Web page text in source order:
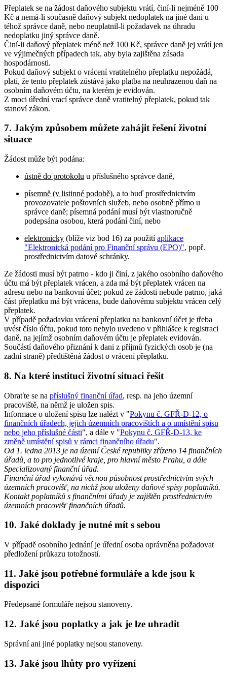
Přeplatek se na žádost daňového subjektu vrátí, činí-li nejméně 100
Kč a nemá-li současně daňový subjekt nedoplatek na jiné dani u
téhož správce daně, nebo neuplatnil-li požadavek na úhradu
nedoplatku jiný správce daně.
Činí-li daňový přeplatek méně než 100 Kč, správce daně jej vrátí jen
ve výjimečných případech tak, aby byla zajištěna zásada
hospodárnosti.
Pokud daňový subjekt o vrácení vratitelného přeplatku nepožádá,
platí, že tento přeplatek zůstává jako platba na neuhrazenou daň na
osobním daňovém účtu, na kterém je evidován.
Z moci úřední vrací správce daně vratitelný přeplatek, pokud tak
stanoví zákon.
7. Jakým způsobem můžete zahájit řešení životní
situace
Žádost může být podána:
ústně do protokolu u příslušného správce daně,
písemně (v listinné podobě), a to buď prostřednictvím
provozovatele poštovních služeb, nebo osobně přímo u
správce daně; písemná podání musí být vlastnoručně
podepsána osobou, která podání činí, nebo
elektronicky (blíže viz bod 16) za použitíaplikace
"Elektronická podání pro Finanční správu (EPO)", popř.
prostřednictvím datové schránky.
Ze žádosti musí být patrno - kdo ji činí, z jakého osobního daňového
účtu má být přeplatek vrácen, a zda má být přeplatek vrácen na
adresu nebo na bankovní účet; pokud ze žádosti nebude patrno, jaká
část přeplatku má být vrácena, bude daňovému subjektu vrácen celý
přeplatek.
V případě požadavku vrácení přeplatku na bankovní účet je třeba
uvést číslo účtu, pokud toto nebylo uvedeno v přihlášce k registraci
daně, na jejímž osobním daňovém účtu je přeplatek evidován.
Součástí daňového přiznání k dani z příjmů fyzických osob je (na
zadní straně) předtištěná žádost o vrácení přeplatku.
8. Na které instituci životní situaci řešit
Obraťte se na příslušný finanční úřad, resp. na jeho územní
pracoviště, na němž je uložen spis.
Informace o uložení spisu lze nalézt v "Pokynu č. GFŘ-D-12, o
finančních úřadech, jejich územních pracovištích a o umístění spisu
nebo jeho příslušné části", a dále v "Pokynu č. GFŘ-D-13, ke
změně umístění spisů v rámci finančního úřadu".
Od 1. ledna 2013 je na území České republiky zřízeno 14 finančních
úřadů, a to pro jednotlivé kraje, pro hlavní město Prahu, a dále
Specializovaný finanční úřad.
Finanční úřad vykonává věcnou působnost prostřednictvím svých
územních pracovišť, na nichž jsou uloženy daňové spisy poplatníků.
Kontakt poplatníků s finančními úřady je zajištěn prostřednictvím
územních pracovišť finančních úřadů.
10. Jaké doklady je nutné mít s sebou
V případě osobního jednání je úřední osoba oprávněna požadovat
předložení průkazu totožnosti.
11. Jaké jsou potřebné formuláře a kde jsou k
dispozici
Předepsané formuláře nejsou stanoveny.
12. Jaké jsou poplatky a jak je lze uhradit
Správní ani jiné poplatky nejsou stanoveny.
13. Jaké jsou lhůty pro vyřízení